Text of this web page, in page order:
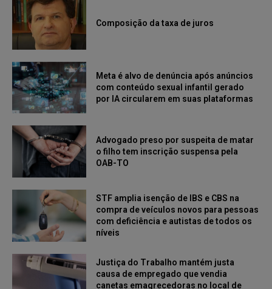
Composição da taxa de juros
Meta é alvo de denúncia após anúncios
com conteúdo sexual infantil gerado
por IA circularem em suas plataformas
Advogado preso por suspeita de matar
o filho tem inscrição suspensa pela
OAB-TO
STF amplia isenção de IBS e CBS na
compra de veículos novos para pessoas
com deficiência e autistas de todos os
níveis
Justiça do Trabalho mantém justa
causa de empregado que vendia
canetas emagrecedoras no local de